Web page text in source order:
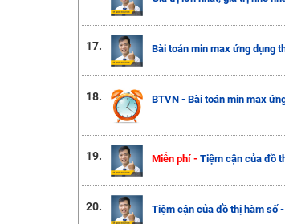
17. Bài toán min max ứng dụng
18. BTVN - Bài toán min max
19. Miễn phí - Tiệm cận của đồ
20. Tiệm cận của đồ thị hàm số